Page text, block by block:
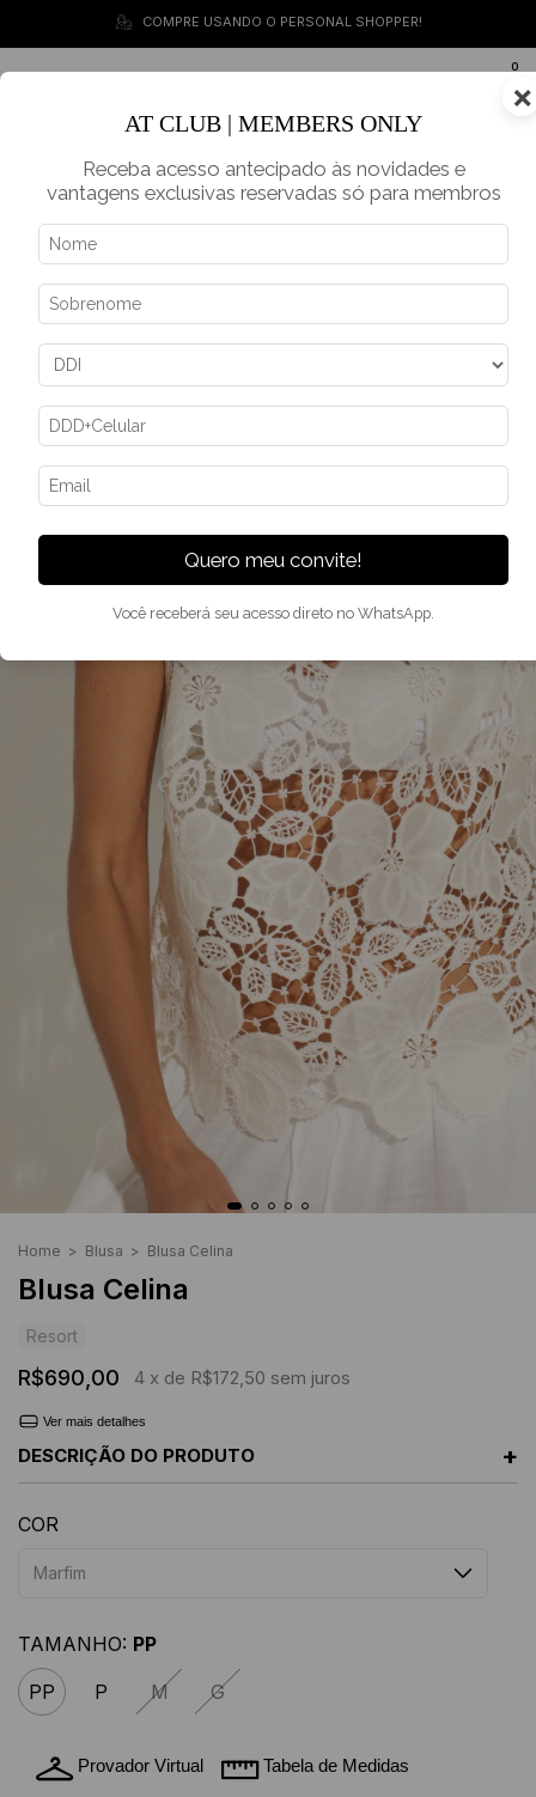
COMPRE USANDO O PERSONAL SHOPPER!
0
Home > Blusa > Blusa Celina
Blusa Celina
Resort
R$690,00 4 x de R$172,50 sem juros
Ver mais detalhes
DESCRIÇÃO DO PRODUTO +
COR
TAMANHO: PP
PP
P M G
Provador Virtual Tabela de Medidas
×
AT CLUB | MEMBERS ONLY
Receba acesso antecipado às novidades e
vantagens exclusivas reservadas só para membros
Quero meu convite!
Você receberá seu acesso direto no WhatsApp.